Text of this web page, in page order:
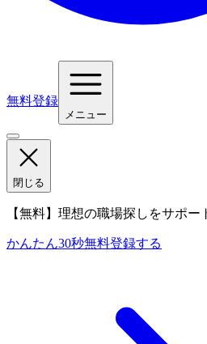
無料登録
メニュー
閉じる
【無料】理想の職場探しをサポー
かんたん30秒無料登録する